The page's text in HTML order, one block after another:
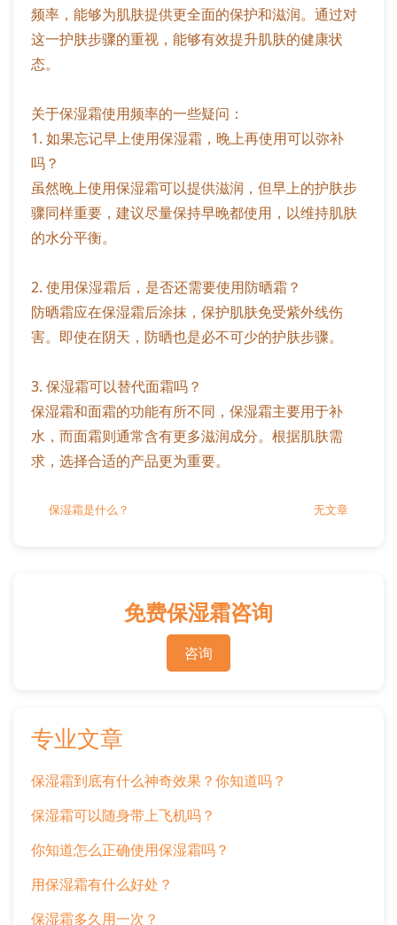
频率，能够为肌肤提供更全面的保护和滋润。通过对
这一护肤步骤的重视，能够有效提升肌肤的健康状
态。
关于保湿霜使用频率的一些疑问：
1. 如果忘记早上使用保湿霜，晚上再使用可以弥补
吗？
虽然晚上使用保湿霜可以提供滋润，但早上的护肤步
骤同样重要，建议尽量保持早晚都使用，以维持肌肤
的水分平衡。
2. 使用保湿霜后，是否还需要使用防晒霜？
防晒霜应在保湿霜后涂抹，保护肌肤免受紫外线伤
害。即使在阴天，防晒也是必不可少的护肤步骤。
3. 保湿霜可以替代面霜吗？
保湿霜和面霜的功能有所不同，保湿霜主要用于补
水，而面霜则通常含有更多滋润成分。根据肌肤需
求，选择合适的产品更为重要。
保湿霜是什么？ 无文章
免费保湿霜咨询
咨询
专业文章
保湿霜到底有什么神奇效果？你知道吗？
保湿霜可以随身带上飞机吗？
你知道怎么正确使用保湿霜吗？
用保湿霜有什么好处？
保湿霜多久用一次？